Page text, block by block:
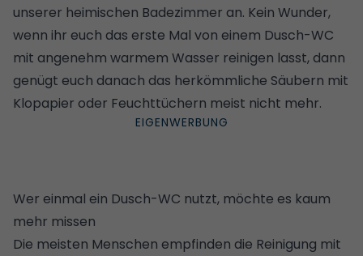
unserer heimischen Badezimmer an. Kein Wunder,
wenn ihr euch das erste Mal von einem Dusch-WC
mit angenehm warmem Wasser reinigen lasst, dann
genügt euch danach das herkömmliche Säubern mit
Klopapier oder Feuchttüchern meist nicht mehr.
Wer einmal ein Dusch-WC nutzt, möchte es kaum
mehr missen
Die meisten Menschen empfinden die Reinigung mit